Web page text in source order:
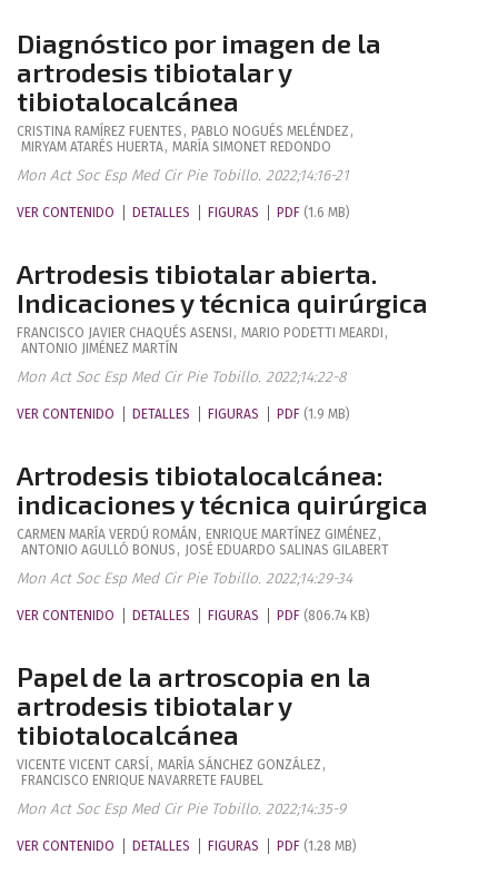
Diagnóstico por imagen de la
artrodesis tibiotalar y
tibiotalocalcánea
CRISTINA RAMÍREZ FUENTES , PABLO NOGUÉS MELÉNDEZ ,
MIRYAM ATARÉS HUERTA, MARÍA SIMONET REDONDO
Mon Act Soc Esp Med Cir Pie Tobillo. 2022;14:16-21
VER CONTENIDO DETALLES FIGURAS PDF (1.6 MB)
Artrodesis tibiotalar abierta.
Indicaciones y técnica quirúrgica
FRANCISCO JAVIER CHAQUÉS ASENSI , MARIO PODETTI MEARDI ,
ANTONIO
JIMÉNEZ MARTÍN
Mon Act Soc Esp Med Cir Pie Tobillo. 2022;14:22-8
VER CONTENIDO DETALLES FIGURAS PDF (1.9 MB)
Artrodesis tibiotalocalcánea:
indicaciones y técnica quirúrgica
CARMEN MARÍA VERDÚ ROMÁN , ENRIQUE MARTÍNEZ GIMÉNEZ ,
ANTONIO AGULLÓ BONUS , JOSÉ EDUARDO SALINAS GILABERT
Mon Act Soc Esp Med Cir Pie Tobillo. 2022;14:29-34
VER CONTENIDO DETALLES FIGURAS PDF (806.74 KB)
Papel de la artroscopia en la
artrodesis tibiotalar y
tibiotalocalcánea
VICENTE VICENT CARSÍ , MARÍA SÁNCHEZ GONZÁLEZ ,
FRANCISCO ENRIQUE NAVARRETE FAUBEL
Mon Act Soc Esp Med Cir Pie Tobillo. 2022;14:35-9
VER CONTENIDO DETALLES FIGURAS PDF (1.28 MB)